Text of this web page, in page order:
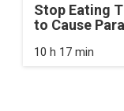
Stop Eating
to Cause
10 h 17 min